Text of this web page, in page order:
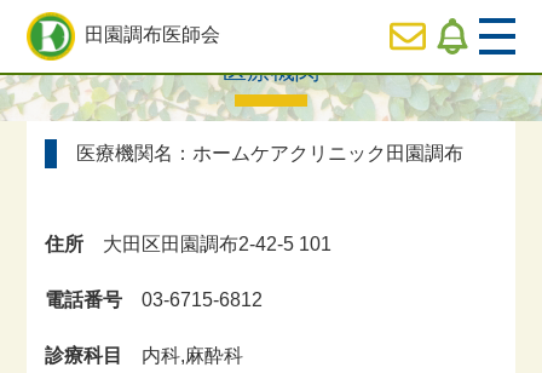
田園調布医師会
  HOME
  医師会の事業内容紹介
HOME> 医療機関
医療機関
医療機関名：ホームケアクリニック田園調布
住所 大田区田園調布2-42-5 101
電話番号 03-6715-6812
診療科目 内科,麻酔科